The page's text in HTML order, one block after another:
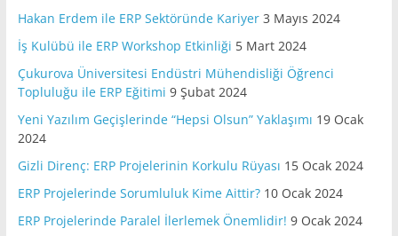
Hakan Erdem ile ERP Sektöründe Kariyer 3 Mayıs 2024
İş Kulübü ile ERP Workshop Etkinliği 5 Mart 2024
Çukurova Üniversitesi Endüstri Mühendisliği Öğrenci
Topluluğu ile ERP Eğitimi 9 Şubat 2024
Yeni Yazılım Geçişlerinde “Hepsi Olsun” Yaklaşımı 19 Ocak
2024
Gizli Direnç: ERP Projelerinin Korkulu Rüyası 15 Ocak 2024
ERP Projelerinde Sorumluluk Kime Aittir? 10 Ocak 2024
ERP Projelerinde Paralel İlerlemek Önemlidir! 9 Ocak 2024